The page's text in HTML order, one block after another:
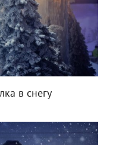
в снегу